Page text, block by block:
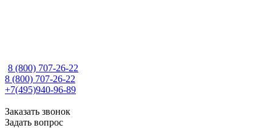
8 (800) 707-26-22
8 (800) 707-26-22
+7(495)940-96-89
Заказать звонок
Задать вопрос